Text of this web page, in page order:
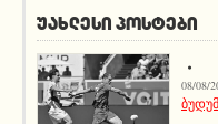
ᲣᲐᲮᲚᲔᲡᲘ ᲞᲝᲡᲢᲔᲑᲘ
08/08/